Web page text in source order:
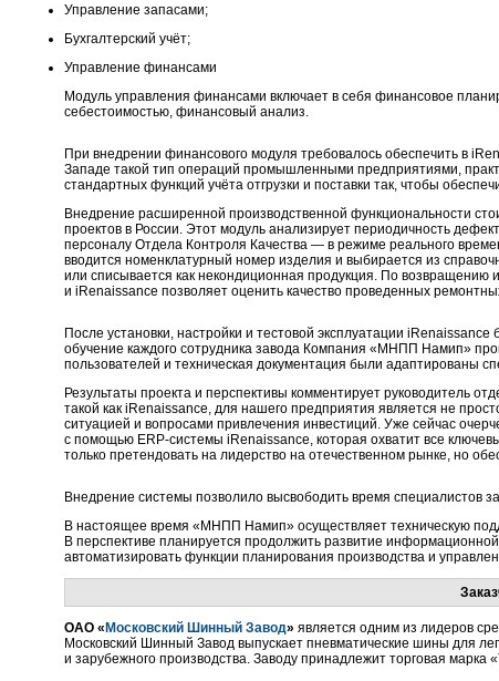
Управление запасами;
Бухгалтерский учёт;
Управление финансами
Модуль управления финансами включает в себя финансовое
себестоимостью, финансовый анализ.
При внедрении финансового модуля требовалось обеспечить в
Западе такой тип операций промышленными предприятиями,
стандартных функций учёта отгрузки и поставки так, чтобы
Внедрение расширенной производственной функциональности
проектов в России. Этот модуль анализирует периодичность
персоналу Отдела Контроля Качества — в режиме реального
вводится номенклатурный номер изделия и выбирается из
или списывается как некондиционная продукция. По
и iRenaissance позволяет оценить качество проведенных
После установки, настройки и тестовой эксплуатации
обучение каждого сотрудника завода Компания «МНПП Намип»
пользователей и техническая документация были адаптированы
Результаты проекта и перспективы комментирует руководитель
такой как iRenaissance, для нашего предприятия является не
ситуацией и вопросами привлечения инвестиций. Уже сейчас
с помощью ERP-системы iRenaissance, которая охватит все
только претендовать на лидерство на отечественном рынке, но
Внедрение системы позволило высвободить время специалистов
В настоящее время «МНПП Намип» осуществляет техническую
В перспективе планируется продолжить развитие
автоматизировать функции планирования производства и
ОАО « Московский Шинный Завод» является одним из лидеров
Московский Шинный Завод выпускает пневматические шины для
и зарубежного производства. Заводу принадлежит торговая марка